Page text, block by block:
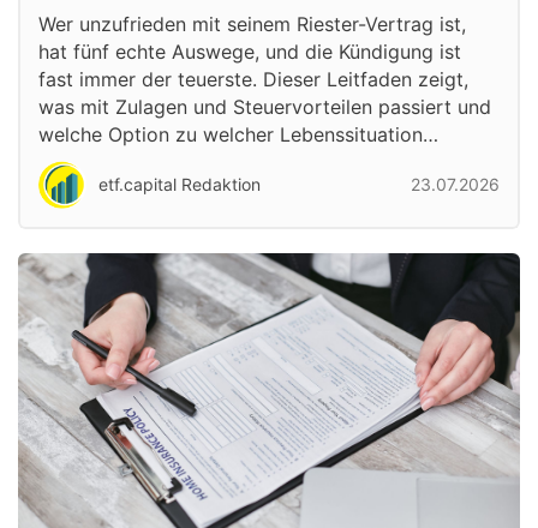
Wer unzufrieden mit seinem Riester-Vertrag ist,
hat fünf echte Auswege, und die Kündigung ist
fast immer der teuerste. Dieser Leitfaden zeigt,
was mit Zulagen und Steuervorteilen passiert und
welche Option zu welcher Lebenssituation…
etf.capital Redaktion 23.07.2026